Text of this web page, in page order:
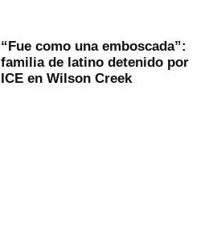
“Fue como una emboscada”:
familia de latino detenido por
ICE en Wilson Creek